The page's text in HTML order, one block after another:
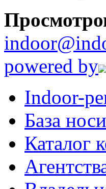
powered by
Indoor-
База
Каталог